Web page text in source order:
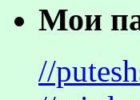
Мои
//